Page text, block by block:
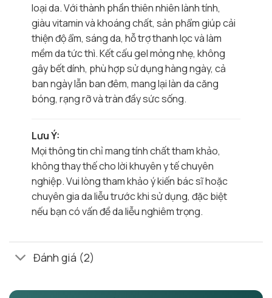
loại da. Với thành phần thiên nhiên lành tính,
giàu vitamin và khoáng chất, sản phẩm giúp cải
thiện độ ẩm, sáng da, hỗ trợ thanh lọc và làm
mềm da tức thì. Kết cấu gel mỏng nhẹ, không
gây bết dính, phù hợp sử dụng hàng ngày, cả
ban ngày lẫn ban đêm, mang lại làn da căng
bóng, rạng rỡ và tràn đầy sức sống.
Lưu Ý:
Mọi thông tin chỉ mang tính chất tham khảo,
không thay thế cho lời khuyên y tế chuyên
nghiệp. Vui lòng tham khảo ý kiến bác sĩ hoặc
chuyên gia da liễu trước khi sử dụng, đặc biệt
nếu bạn có vấn đề da liễu nghiêm trọng.
Đánh giá (2)